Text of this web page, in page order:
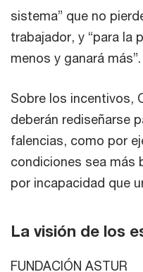
sistema” que no
trabajador, y “para la
menos y ganará más”.
Sobre los incentivos,
deberán rediseñarse
falencias, como por
condiciones sea más
por incapacidad que
La visión de los
FUNDACIÓN ASTUR